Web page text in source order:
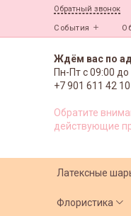
Обратный звонок
События
Ждём вас по
Пн-Пт с09:00
+7 901 611 42 10
Обратите
действующие
Латексные
Флористика